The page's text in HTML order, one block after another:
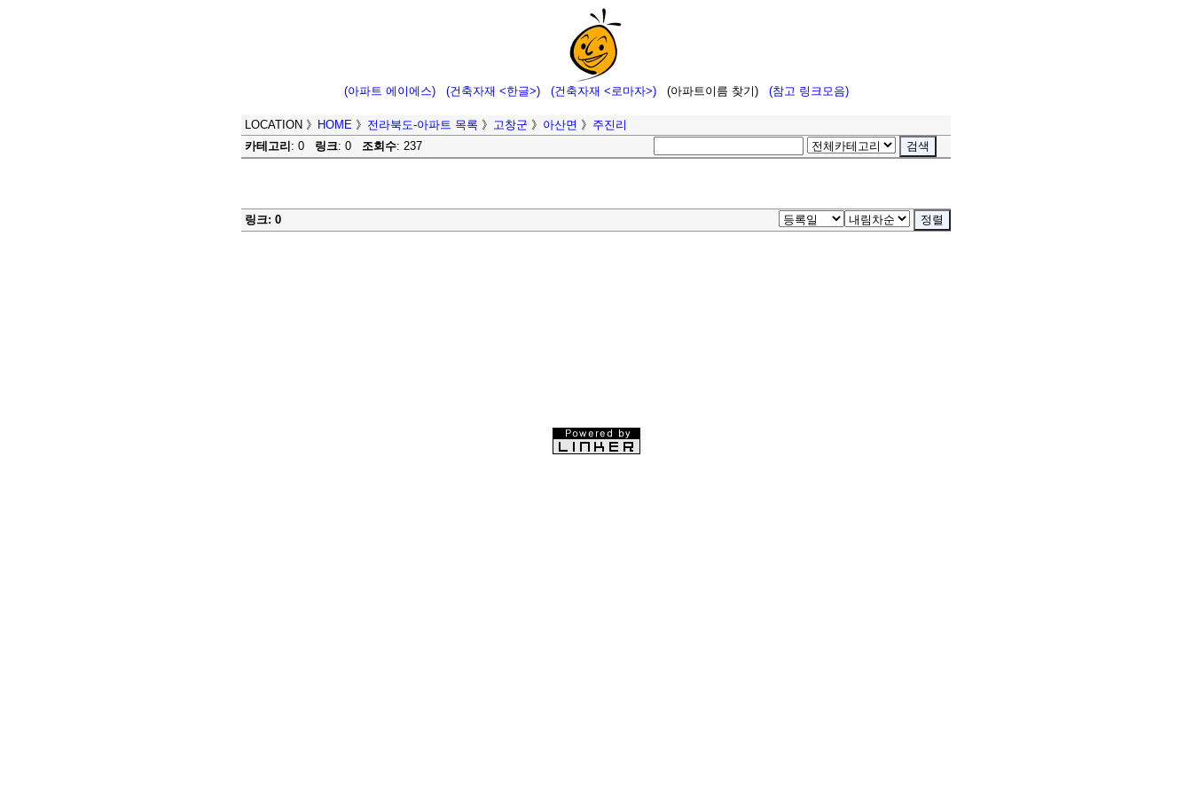
(아파트 에이에스) (건축자재 <한글>) (건축자재 <로마자>) (아파트이름 찾기) (참고 링크모음)
LOCATION 》 HOME 》 전라북도-아파트 목록 》 고창군 》 아산면 》 주진리
카테고리 : 0 링크: 0 조회수: 237
링크: 0